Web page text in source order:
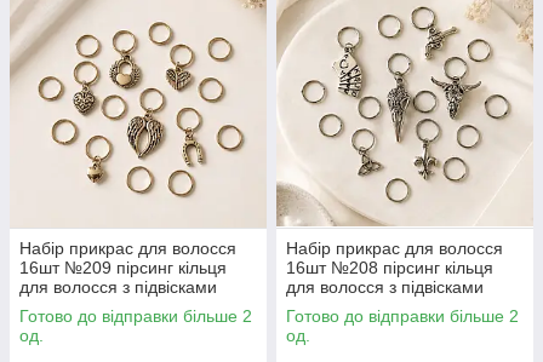
Набір прикрас для волосся
16шт №209 пірсинг кільця
для волосся з підвісками
Готово до відправки більше 2
од.
Набір прикрас для волосся
16шт №208 пірсинг кільця
для волосся з підвісками
Готово до відправки більше 2
од.